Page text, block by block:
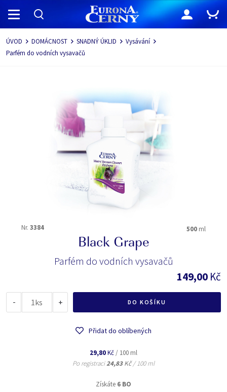
Navigace
ÚVOD DOMÁCNOST SNADNÝ ÚKLID
Vysávání
Parfém do vodních vysavačů
Nr. 3384 500 ml
Black Grape
Parfém do vodních vysavačů
149,00 Kč
- ks + DO KOŠÍKU
Přidat do oblíbených
29,80Kč / 100 ml
Po registraci24,83Kč / 100 ml
Získáte 6 BO